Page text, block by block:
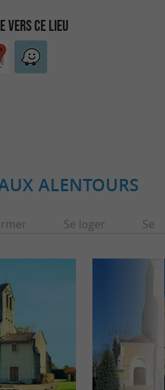
VERS CE LIEU
ALENTOURS
Se loger Se